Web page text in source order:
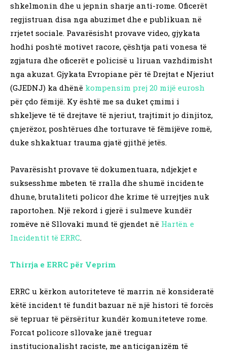
shkelmonin dhe u jepnin sharje anti-rome. Oficerët
regjistruan disa nga abuzimet dhe e publikuan në
rrjetet sociale. Pavarësisht provave video, gjykata
hodhi poshtë motivet racore, çështja pati vonesa të
zgjatura dhe oficerët e policisë u liruan vazhdimisht
nga akuzat. Gjykata Evropiane për të Drejtat e Njeriut
(GJEDNJ) ka dhënë kompensim prej 20 mijë eurosh
për çdo fëmijë. Ky është me sa duket çmimi i
shkeljeve të të drejtave të njeriut, trajtimit jo dinjitoz,
çnjerëzor, poshtërues dhe torturave të fëmijëve romë,
duke shkaktuar trauma gjatë gjithë jetës.
Pavarësisht provave të dokumentuara, ndjekjet e
suksesshme mbeten të rralla dhe shumë incidente
dhune, brutaliteti policor dhe krime të urrejtjes nuk
raportohen. Një rekord i gjerë i sulmeve kundër
romëve në Sllovaki mund të gjendet në Hartën e
Incidentit të ERRC.
Thirrja e ERRC për Veprim
ERRC u kërkon autoriteteve të marrin në konsideratë
këtë incident të fundit bazuar në një histori të forcës
së tepruar të përsëritur kundër komuniteteve rome.
Forcat policore sllovake janë treguar
institucionalisht raciste, me anticiganizëm të